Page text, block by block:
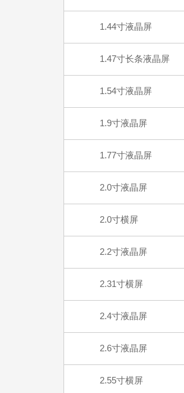
1.44寸液晶屏
1.47寸长条液晶屏
1.54寸液晶屏
1.9寸液晶屏
1.77寸液晶屏
2.0寸液晶屏
2.0寸横屏
2.2寸液晶屏
2.31寸横屏
2.4寸液晶屏
2.6寸液晶屏
2.55寸横屏